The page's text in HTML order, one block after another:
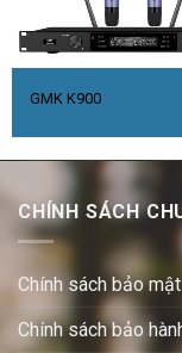
GMK K900
CHÍNH SÁCH
Chính sách bảo mật
Chính sách bảo